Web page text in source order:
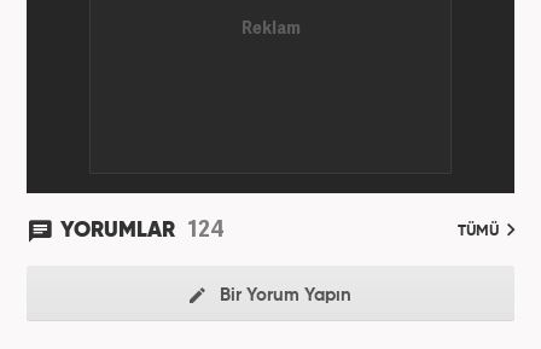
YORUMLAR 124 TÜMÜ
Bir Yorum Yapın